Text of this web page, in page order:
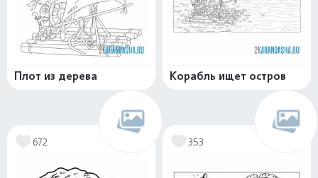
Плот из дерева Корабль ищет остров
672 353